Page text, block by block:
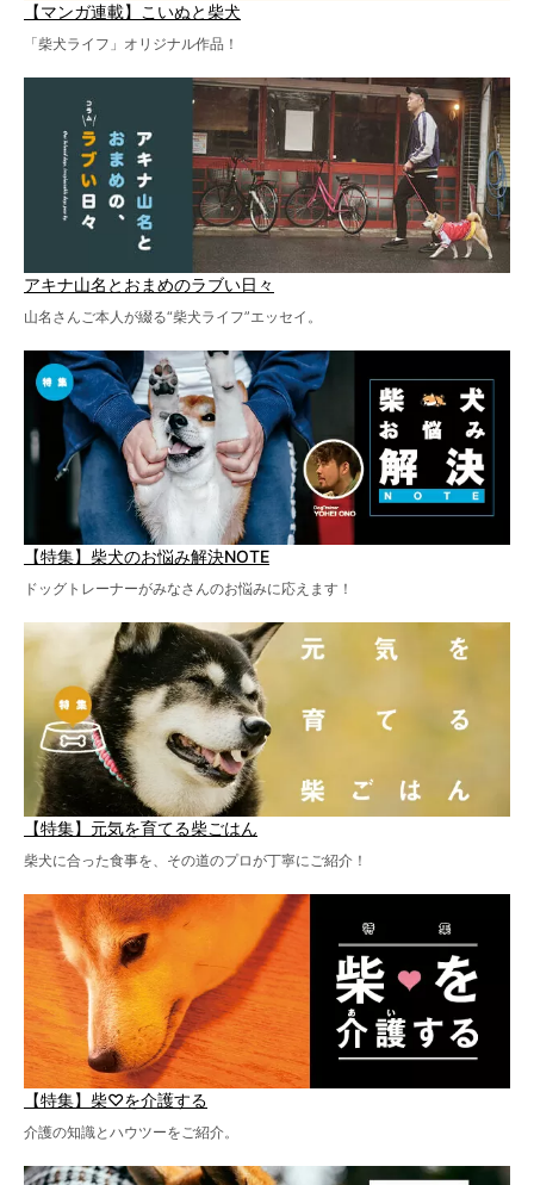
【マンガ連載】こいぬと柴犬
「柴犬ライフ」オリジナル作品！
アキナ山名とおまめのラブい日々
山名さんご本人が綴る“柴犬ライフ”エッセイ。
【特集】柴犬のお悩み解決NOTE
ドッグトレーナーがみなさんのお悩みに応えます！
【特集】元気を育てる柴ごはん
柴犬に合った食事を、その道のプロが丁寧にご紹介！
【特集】柴♡を介護する
介護の知識とハウツーをご紹介。